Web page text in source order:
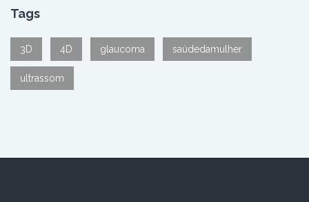
Tags
3D 4D glaucoma saúdedamulher
ultrassom